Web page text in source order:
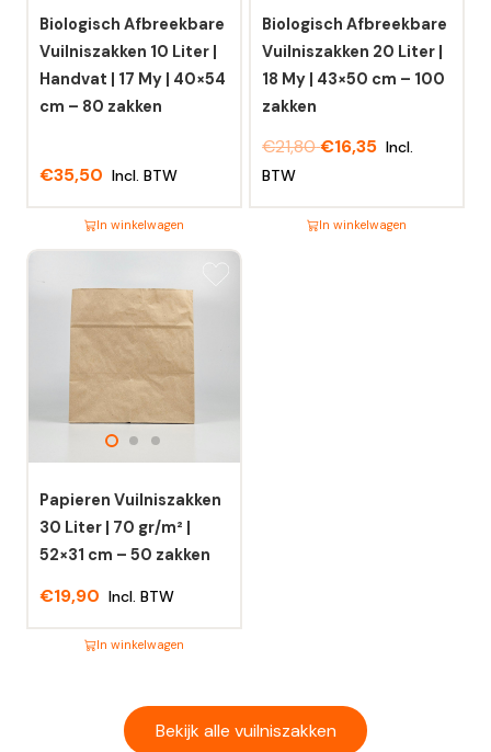
Biologisch Afbreekbare
Vuilniszakken 10 Liter |
Handvat | 17 My | 40×54
cm – 80 zakken
€35,50 Incl. BTW
In winkelwagen
Dit
meerdere
variaties.
optie
worden
op
de
Biologisch Afbreekbare
Vuilniszakken 20 Liter |
18 My | 43×50 cm – 100
zakken
€21,80€16,35 Incl.
BTW
In winkelwagen
Papieren Vuilniszakken
30 Liter | 70 gr/m² |
52×31 cm – 50 zakken
€19,90 Incl. BTW
In winkelwagen
Bekijk alle vuilniszakken